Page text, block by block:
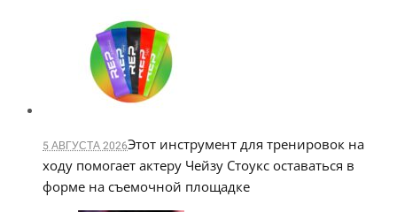
5 АВГУСТА 2026Этот инструмент для тренировок на
ходу помогает актеру Чейзу Стоукс оставаться в
форме на съемочной площадке